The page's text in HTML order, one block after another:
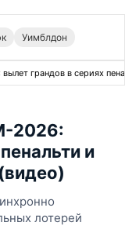
Уимблдон
грандов в сериях
2026:
и
лотерей